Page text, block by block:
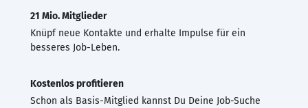
21 Mio. Mitglieder
Knüpf neue Kontakte und erhalte Impulse für ein
besseres Job-Leben.
Kostenlos profitieren
Schon als Basis-Mitglied kannst Du Deine Job-Suche